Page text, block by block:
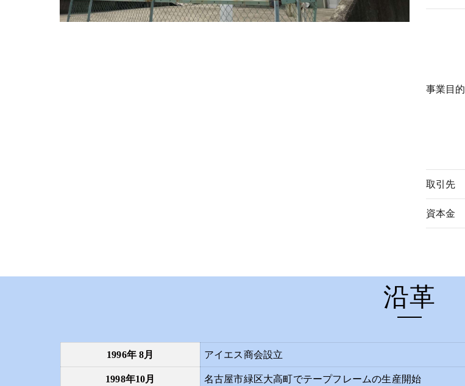
事業目的
取引先
資本金
沿革
1996年 8月 アイエス商会設立
1998年10月 名古屋市緑区大高町でテープフレームの生産開始